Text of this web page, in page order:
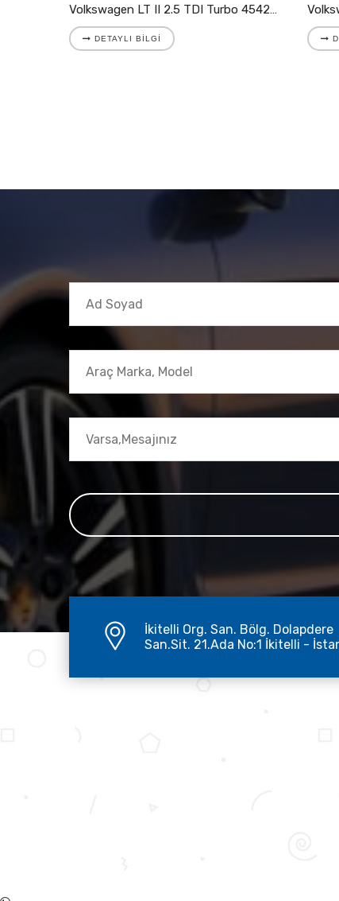
Volkswagen LT II 2.5 TDI Turbo 454205-9007S
DETAYLI BILGI
İkitelli Org. San. Bölg. Dolapdere
San.Sit. 21.Ada No:1 İkitelli -